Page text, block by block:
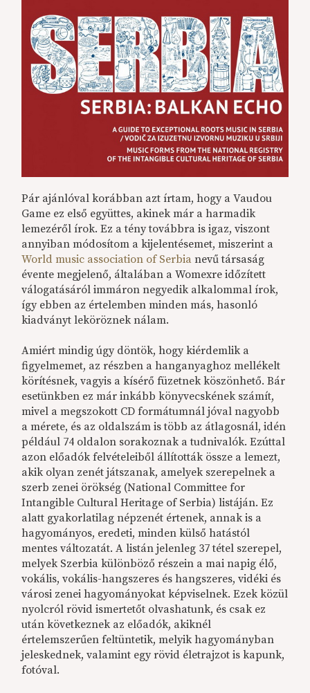
Pár ajánlóval korábban azt írtam, hogy a Vaudou
Game ez első együttes, akinek már a harmadik
lemezéről írok. Ez a tény továbbra is igaz, viszont
annyiban módosítom a kijelentésemet, miszerint a
World music association of Serbia nevű társaság
évente megjelenő, általában a Womexre időzített
válogatásáról immáron negyedik alkalommal írok,
így ebben az értelemben minden más, hasonló
kiadványt leköröznek nálam.
Amiért mindig úgy döntök, hogy kiérdemlik a
figyelmemet, az részben a hanganyaghoz mellékelt
körítésnek, vagyis a kísérő füzetnek köszönhető. Bár
esetünkben ez már inkább könyvecskének számít,
mivel a megszokott CD formátumnál jóval nagyobb
a mérete, és az oldalszám is több az átlagosnál, idén
például 74 oldalon sorakoznak a tudnivalók. Ezúttal
azon előadók felvételeiből állították össze a lemezt,
akik olyan zenét játszanak, amelyek szerepelnek a
szerb zenei örökség (National Committee for
Intangible Cultural Heritage of Serbia) listáján. Ez
alatt gyakorlatilag népzenét értenek, annak is a
hagyományos, eredeti, minden külső hatástól
mentes változatát. A listán jelenleg 37 tétel szerepel,
melyek Szerbia különböző részein a mai napig élő,
vokális, vokális-hangszeres és hangszeres, vidéki és
városi zenei hagyományokat képviselnek. Ezek közül
nyolcról rövid ismertetőt olvashatunk, és csak ez
után következnek az előadók, akiknél
értelemszerűen feltüntetik, melyik hagyományban
jeleskednek, valamint egy rövid életrajzot is kapunk,
fotóval.